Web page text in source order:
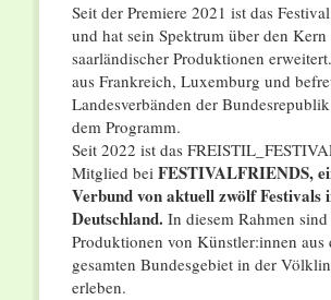
Seit der Premiere 2021 ist das
und hat sein Spektrum über den Kern
saarländischer Produktionen
aus Frankreich, Luxemburg und
Landesverbänden der
dem Programm.
Seit 2022 ist das
Mitglied bei FESTIVALFRIENDS,
Verbund von aktuell zwölf Festivals
Deutschland. In diesem Rahmen
Produktionen von Künstler:innen aus
gesamten Bundesgebiet in der
erleben.